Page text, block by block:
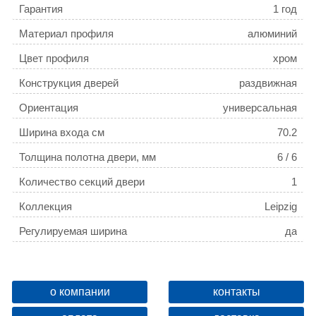
Гарантия 1 год
Материал профиля алюминий
Цвет профиля хром
Конструкция дверей раздвижная
Ориентация универсальная
Ширина входа см 70.2
Толщина полотна двери, мм 6 / 6
Количество секций двери 1
Коллекция Leipzig
Регулируемая ширина да
о компании контакты